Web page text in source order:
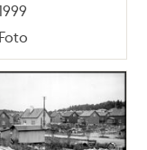
Foto